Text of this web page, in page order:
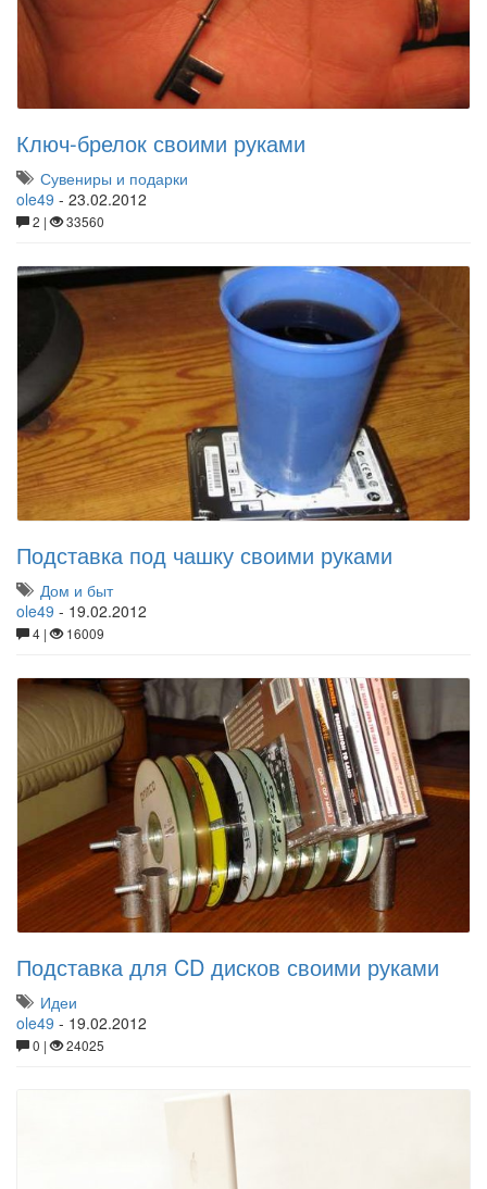
Ключ-брелок своими руками
Сувениры и подарки
ole49 - 23.02.2012
2 | 33560
Подставка под чашку своими руками
Дом и быт
ole49 - 19.02.2012
4 | 16009
Подставка для CD дисков своими руками
Идеи
ole49 - 19.02.2012
0 | 24025